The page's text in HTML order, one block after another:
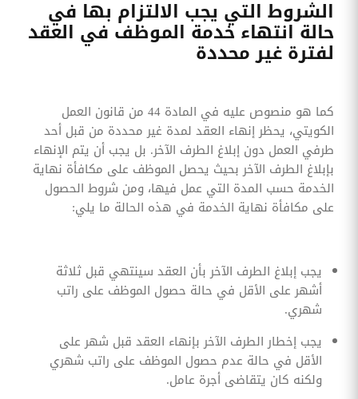
الشروط التي يجب الالتزام بها في
حالة انتهاء خدمة الموظف في العقد
لفترة غير محددة
كما هو منصوص عليه في المادة 44 من قانون العمل
الكويتي، يحظر إنهاء العقد لمدة غير محددة من قبل أحد
طرفي العمل دون إبلاغ الطرف الآخر. بل يجب أن يتم الإنهاء
بإبلاغ الطرف الآخر بحيث يحصل الموظف على مكافأة نهاية
الخدمة حسب المدة التي عمل فيها، ومن شروط الحصول
على مكافأة نهاية الخدمة في هذه الحالة ما يلي:
يجب إبلاغ الطرف الآخر بأن العقد سينتهي قبل ثلاثة
أشهر على الأقل في حالة حصول الموظف على راتب
شهري.
يجب إخطار الطرف الآخر بإنهاء العقد قبل شهر على
الأقل في حالة عدم حصول الموظف على راتب شهري
ولكنه كان يتقاضى أجرة عامل.